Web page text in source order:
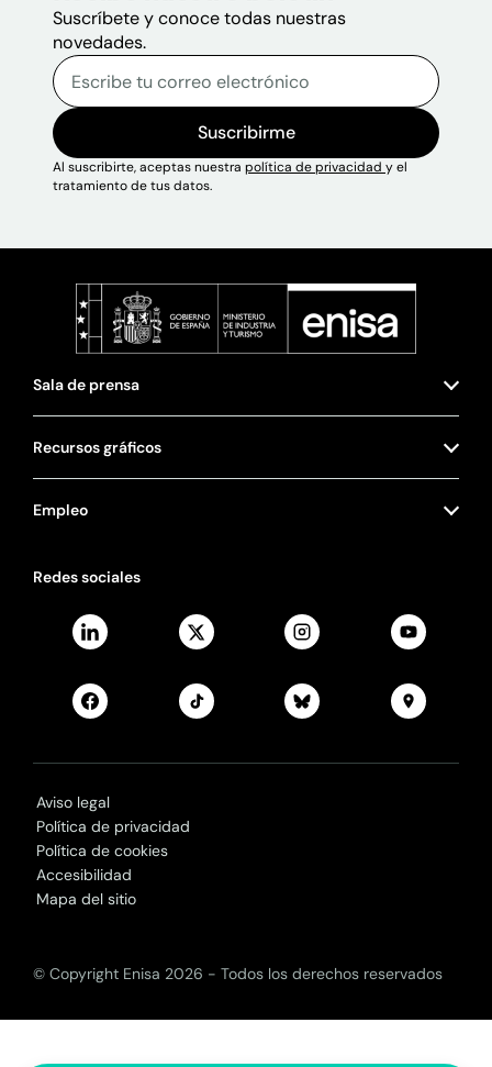
Suscríbete y conoce todas nuestras
novedades.
Sitio web
Escribe tu correo
Suscribirme
Al suscribirte, aceptas nuestra política de privacidad y el
tratamiento de tus datos.
Sala de prensa
Recursos gráficos
Empleo
Redes sociales
Aviso legal
Política de privacidad
Política de cookies
Accesibilidad
Mapa del sitio
© Copyright Enisa 2026 - Todos los derechos reservados